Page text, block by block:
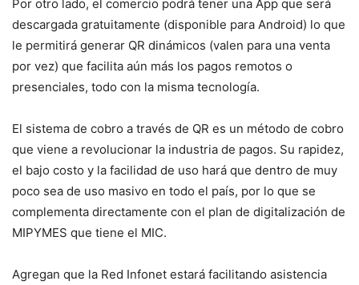
Por otro lado, el comercio podrá tener una App que será
descargada gratuitamente (disponible para Android) lo que
le permitirá generar QR dinámicos (valen para una venta
por vez) que facilita aún más los pagos remotos o
presenciales, todo con la misma tecnología.
El sistema de cobro a través de QR es un método de cobro
que viene a revolucionar la industria de pagos. Su rapidez,
el bajo costo y la facilidad de uso hará que dentro de muy
poco sea de uso masivo en todo el país, por lo que se
complementa directamente con el plan de digitalización de
MIPYMES que tiene el MIC.
Agregan que la Red Infonet estará facilitando asistencia